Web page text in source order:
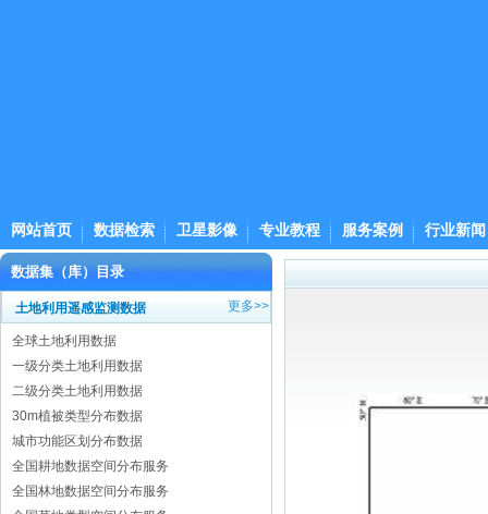
网站首页 数据检索 卫星影像 专业教程 服务案例 行业新闻
数据集（库）目录
土地利用遥感监测数据 更多>>
全球土地利用数据
一级分类土地利用数据
二级分类土地利用数据
30m植被类型分布数据
城市功能区划分布数据
全国耕地数据空间分布服务
全国林地数据空间分布服务